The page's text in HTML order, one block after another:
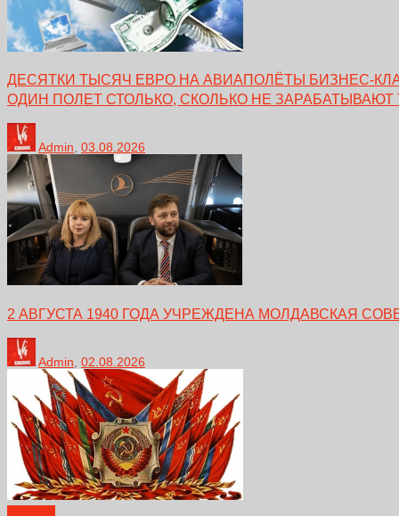
ДЕСЯТКИ ТЫСЯЧ ЕВРО НА АВИАПОЛЁТЫ БИЗНЕС-
ОДИН ПОЛЕТ СТОЛЬКО, СКОЛЬКО НЕ
Admin, 03.08.2026
2 АВГУСТА 1940 ГОДА УЧРЕЖДЕНА МОЛДАВСКАЯ
Admin 02.08.2026